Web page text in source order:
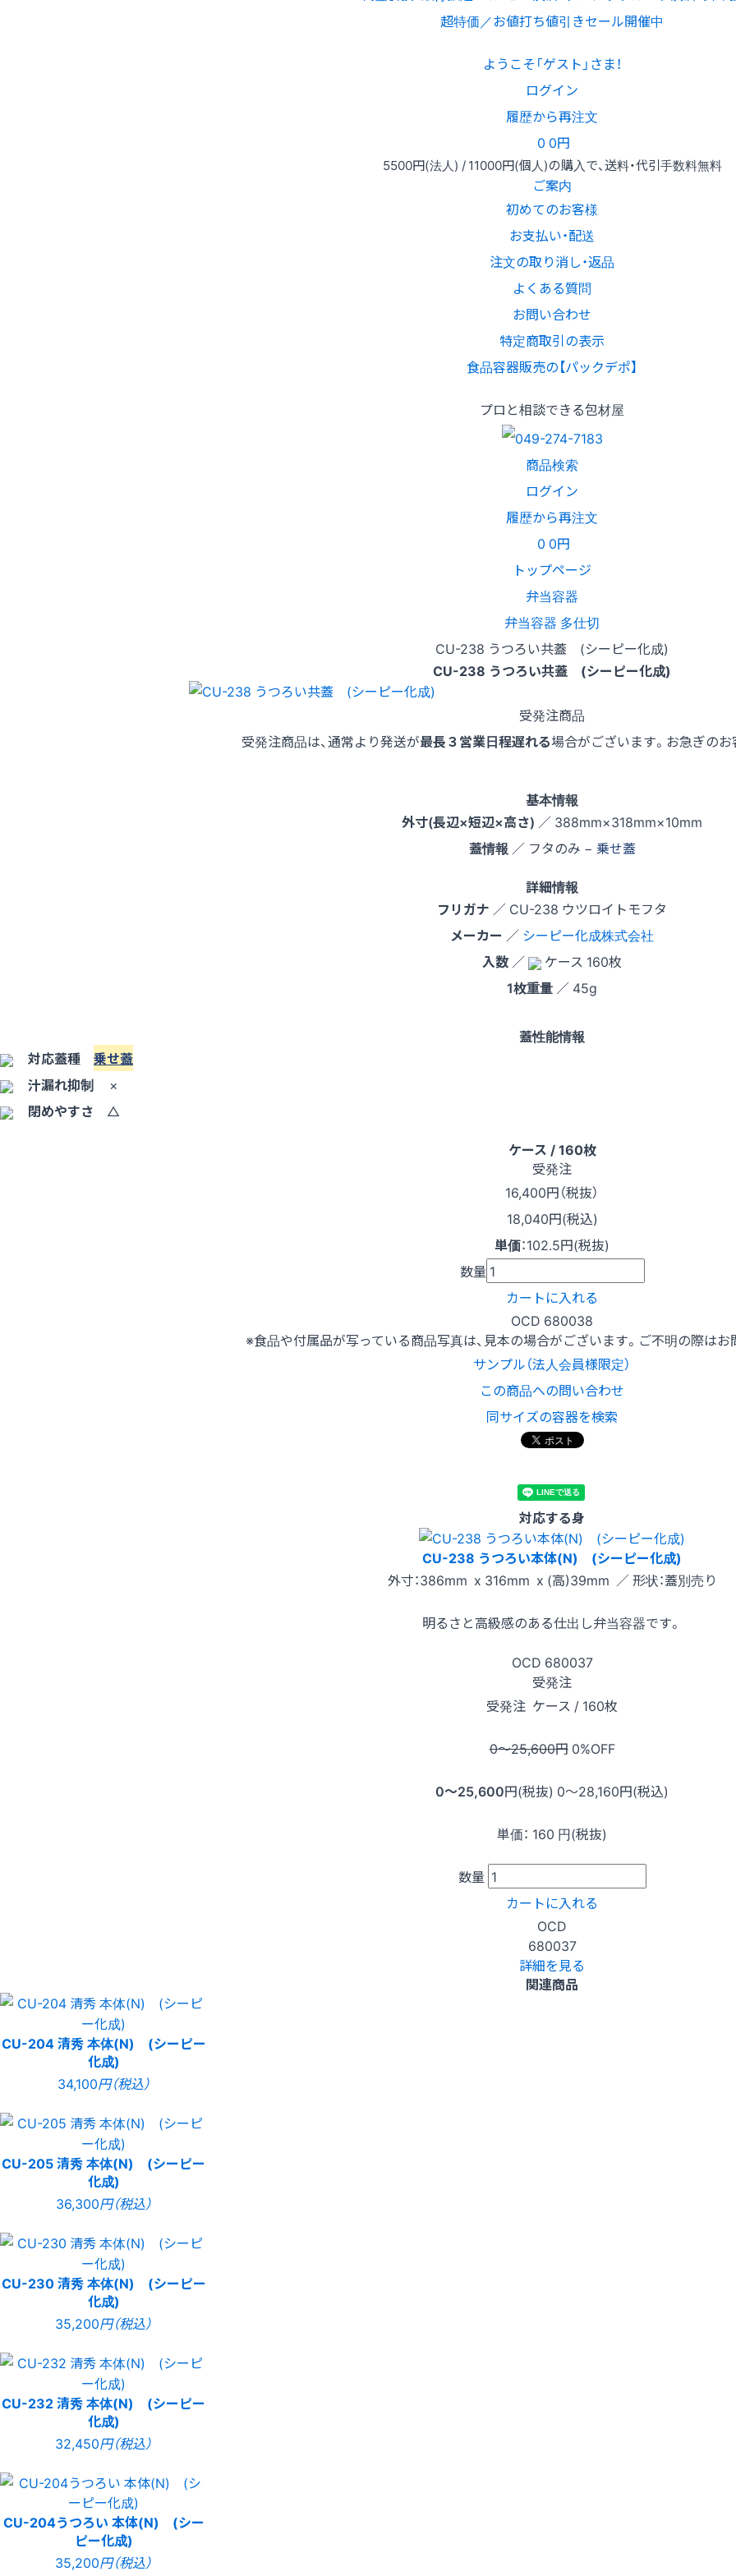
超特価／お値打ち値引きセール開催中
ようこそ「ゲスト」さま！
ログイン
履歴から再注文
0 0円
5500円(法人) /11000円(個人)の購入で、送料・代引手数料無料
ご案内
初めてのお客様
お支払い・配送
注文の取り消し・返品
よくある質問
お問い合わせ
特定商取引の表示
食品容器販売の【パックデポ】
プロと相談できる包材屋
商品検索
ログイン
履歴から再注文
0 0円
トップページ
弁当容器
弁当容器 多仕切
CU-238 うつろい共蓋 (シーピー化成)
CU-238 うつろい共蓋 (シーピー化成)
受発注商品
受発注商品は、通常より発送が最長３営業日程遅れる場合がございます。お急ぎの
基本情報
外寸(長辺×短辺×高さ) ／ 388mm×318mm×10mm
蓋情報 ／ フタのみ − 乗せ蓋
詳細情報
フリガナ ／ CU-238 ウツロイトモフタ
メーカー ／ シーピー化成株式会社
入数 ／
ケース 160枚
1枚重量 ／ 45g
蓋性能情報
対応蓋種 乗せ蓋
汁漏れ抑制
×
閉めやすさ
△
ケース / 160枚
受発注
16,400円（税抜）
18,040円(税込)
単価：102.5円(税抜)
数量
カートに入れる
OCD 680038
※食品や付属品が写っている商品写真は、見本の場合がございます。ご不明の際はお
サンプル（法人会員様限定）
この商品への問い合わせ
同サイズの容器を検索
対応する身
CU-238 うつろい本体(N) (シーピー化成)
外寸：386mm x 316mm x (高)39mm ／ 形状：蓋別売り
明るさと高級感のある仕出し弁当容器です。
OCD 680037
受発注
受発注 ケース / 160枚
0〜25,600円 0%OFF
0〜25,600円(税抜) 0〜28,160円(税込)
単価： 160 円(税抜)
数量
カートに入れる
OCD
680037
詳細を見る
関連商品
CU-204 清秀 本体(N) (シーピー
化成)
34,100円（税込）
CU-205 清秀 本体(N) (シーピー
化成)
36,300円（税込）
CU-230 清秀 本体(N) (シーピー
化成)
35,200円（税込）
CU-232 清秀 本体(N) (シーピー
化成)
32,450円（税込）
CU-204うつろい 本体(N) (シー
ピー化成)
35,200円（税込）